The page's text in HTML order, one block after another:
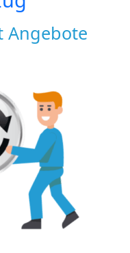
Angebote